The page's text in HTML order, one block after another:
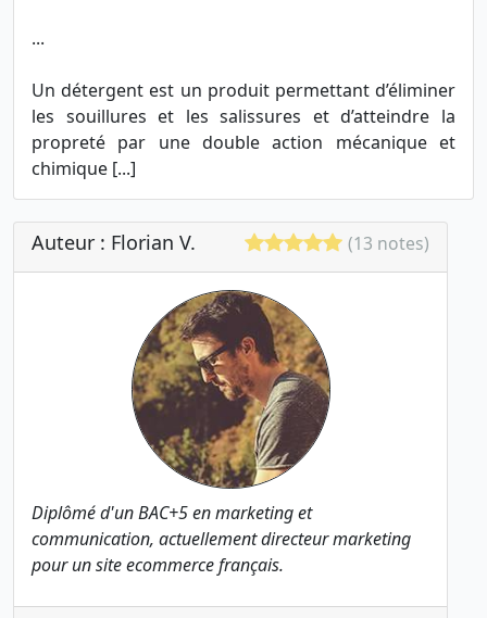
...
Un détergent est un produit permettant d’éliminer
les souillures et les salissures et d’atteindre la
propreté par une double action mécanique et
chimique [...]
Auteur : Florian V. (13 notes)
Diplômé d'un BAC+5 en marketing et
communication, actuellement directeur marketing
pour un site ecommerce français.